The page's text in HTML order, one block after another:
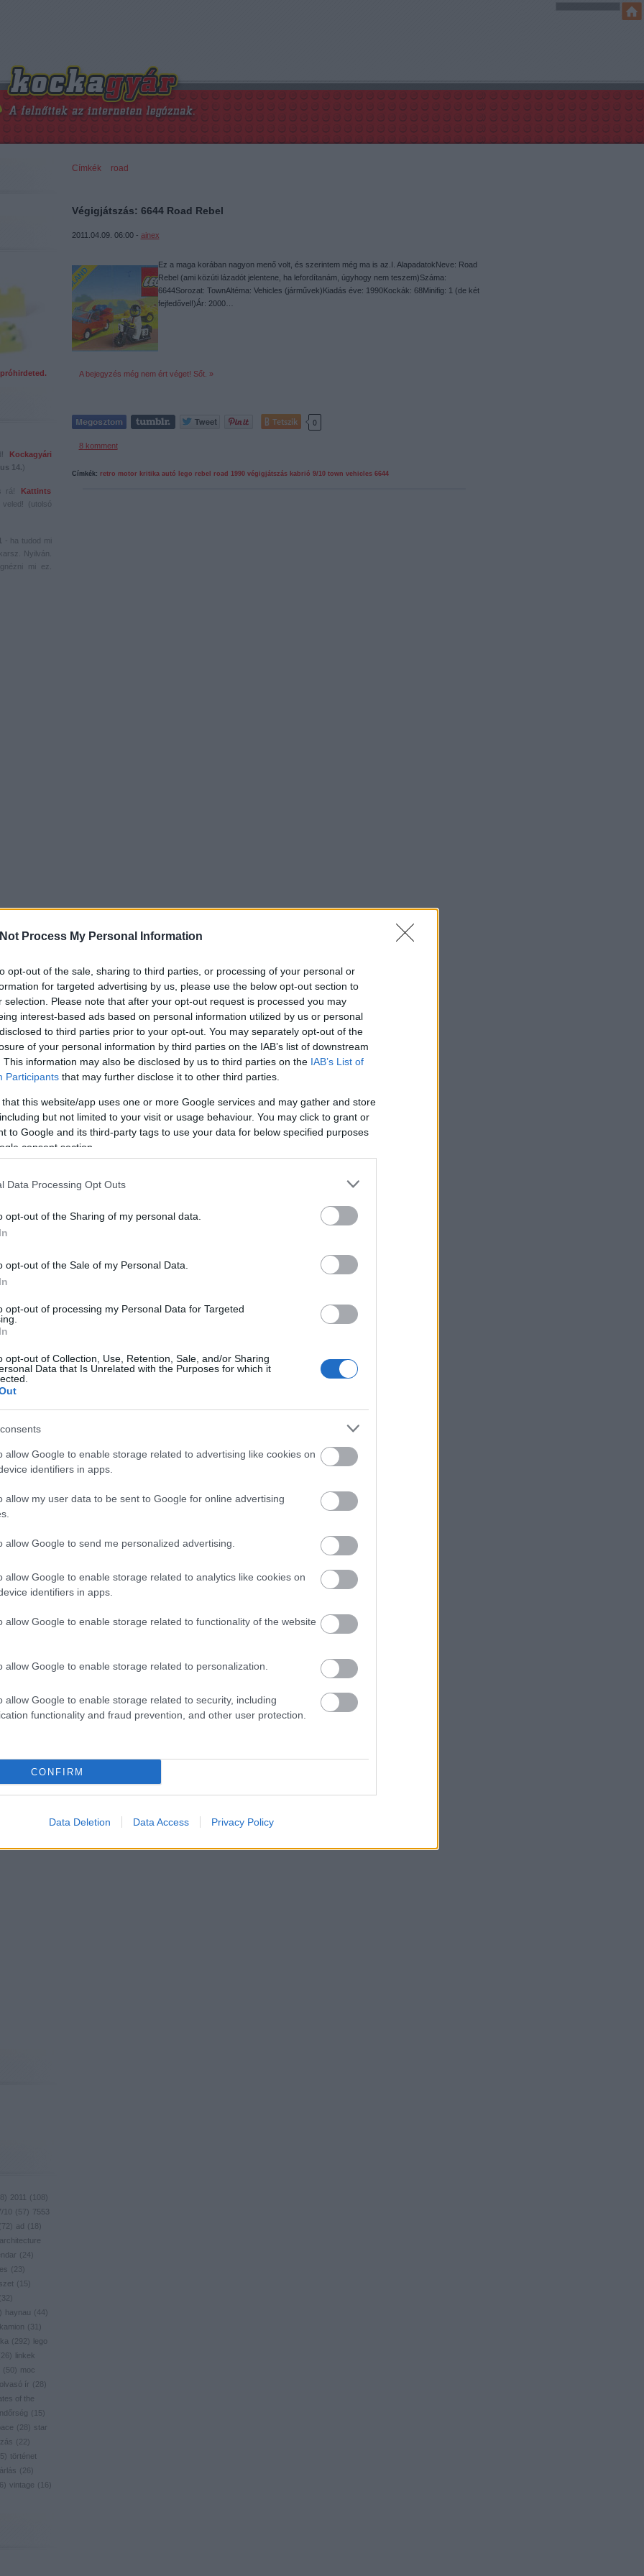
Process My Personal Information
opt-out of the sale, sharing to third parties, or processing of your personal or
for targeted advertising by us, please use the below opt-out section to
selection. Please note that after your opt-out request is processed you may
interest-based ads based on personal information utilized by us or personal
to third parties prior to your opt-out. You may separately opt-out of the
of your personal information by third parties on the IAB’s list of downstream
This information may also be disclosed by us to third parties on the IAB’s List of
Participants that may further disclose it to other third parties.
that this website/app uses one or more Google services and may gather and store
but not limited to your visit or usage behaviour. You may click to grant or
to Google and its third-party tags to use your data for below specified purposes
consent section.
Data Processing Opt Outs
opt-out of the Sharing of my personal data.
opt-out of the Sale of my Personal Data.
opt-out of processing my Personal Data for Targeted
opt-out of Collection, Use, Retention, Sale, and/or Sharing
Data that Is Unrelated with the Purposes for which it
allow Google to enable storage related to advertising like cookies on
identifiers in apps.
allow my user data to be sent to Google for online advertising
allow Google to send me personalized advertising.
allow Google to enable storage related to analytics like cookies on
identifiers in apps.
allow Google to enable storage related to functionality of the website
allow Google to enable storage related to personalization.
allow Google to enable storage related to security, including
functionality and fraud prevention, and other user protection.
CONFIRM
Data Deletion Data Access Privacy Policy
Kockagyári
14.)
rá!
Kattints
(utolsó
- ha tudod mi
Nyilván.
mi ez.
nem tudod
kattints!
árak
a piaci
most ilyen
inkább
és
7636
) 2011 ( 108 )
10 ( 57) 7553
72) ad ( 18 )
architecture
( 24)
( 23)
( 15)
32)
) haynau ( 44)
kamion ( 31
)
( 292)
lego
26 )
linkek
( 50) moc
olvasó ír ( 28 )
of the
( 15)
( 28 ) star
( 22)
15) történet
( 26 )
) vintage ( 16 )
Címkék» road
Végigjátszás: 6644 Road Rebel
2011.04.09. 06:00 - ainex
Ez a maga korában nagyon menő volt, és szerintem még ma is az.I. AlapadatokNeve: Road
Rebel (ami közúti lázadót jelentene, ha lefordítanám, úgyhogy nem teszem)Száma:
6644Sorozat: TownAltéma: Vehicles (járművek)Kiadás éve: 1990Kockák: 68Minifig: 1 (de két
fejfedővel!)Ár: 2000…
A bejegyzés még nem ért véget! Sőt. »
Tetszik 0
8komment
Címkék: retro motor kritika autó lego rebel road 1990 végigjátszás kabrió 9/10 town vehicles 6644